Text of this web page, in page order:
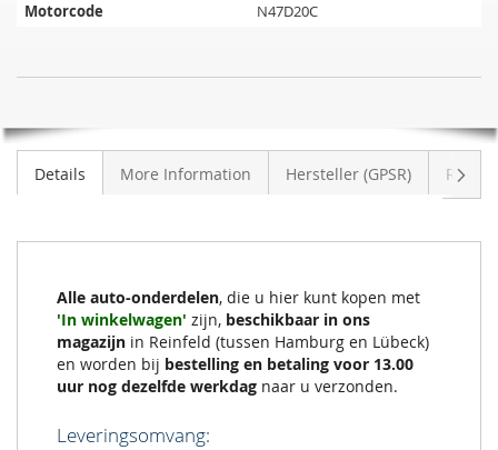
Motorcode
N47D20C
Roetfilter
BMW
218d
VOORRAAD
Details More Information Hersteller (GPSR)
Alle auto-onderdelen, die u hier kunt kopen met
'In winkelwagen' zijn, beschikbaar in ons
magazijn in Reinfeld (tussen Hamburg en Lübeck)
en worden bij bestelling en betaling voor 13.00
uur nog dezelfde werkdag naar u verzonden.
Leveringsomvang: